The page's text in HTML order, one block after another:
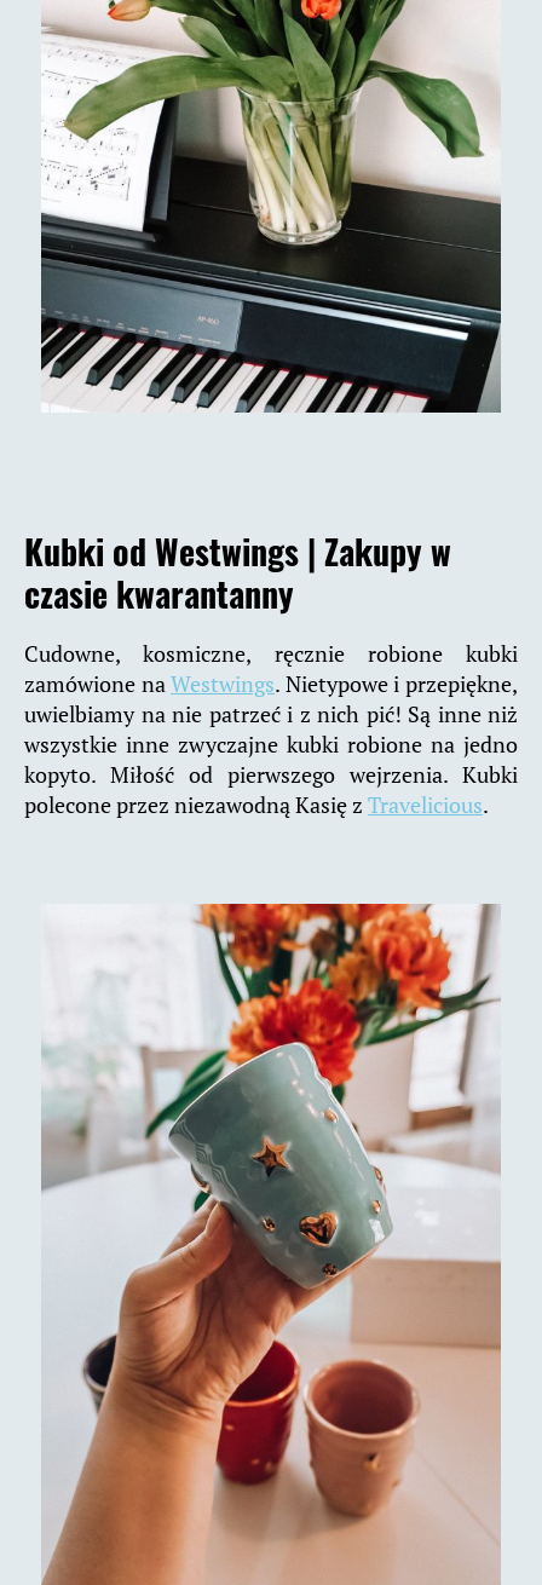
Kubki od Westwings |Zakupy w
czasie kwarantanny
Cudowne, kosmiczne, ręcznie robione kubki
zamówione naWestwings. Nietypowe i przepiękne,
uwielbiamy na nie patrzeć i z nich pić! Są inne niż
wszystkie inne zwyczajne kubki robione na jedno
kopyto. Miłość od pierwszego wejrzenia. Kubki
polecone przez niezawodną Kasię z Travelicious.